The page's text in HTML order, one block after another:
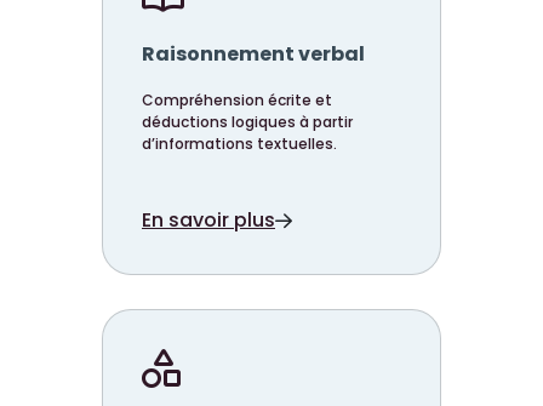
Raisonnement verbal
Compréhension écrite et
déductions logiques à partir
d’informations textuelles.
En savoir plus